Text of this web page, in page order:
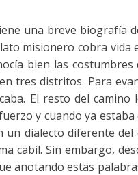
una breve biografía
misionero cobra
bien las
tres distritos. Para
El resto del
y cuando ya
dialecto diferente
cabil. Sin embargo,
anotando estas